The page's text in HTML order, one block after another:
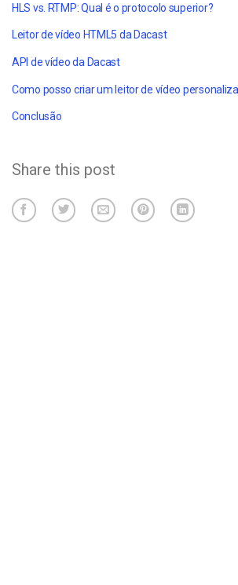
HLS vs. RTMP: Qual é o protocolo superior?
Leitor de vídeo HTML5 da Dacast
API de vídeo da Dacast
Conclusão
Share this post